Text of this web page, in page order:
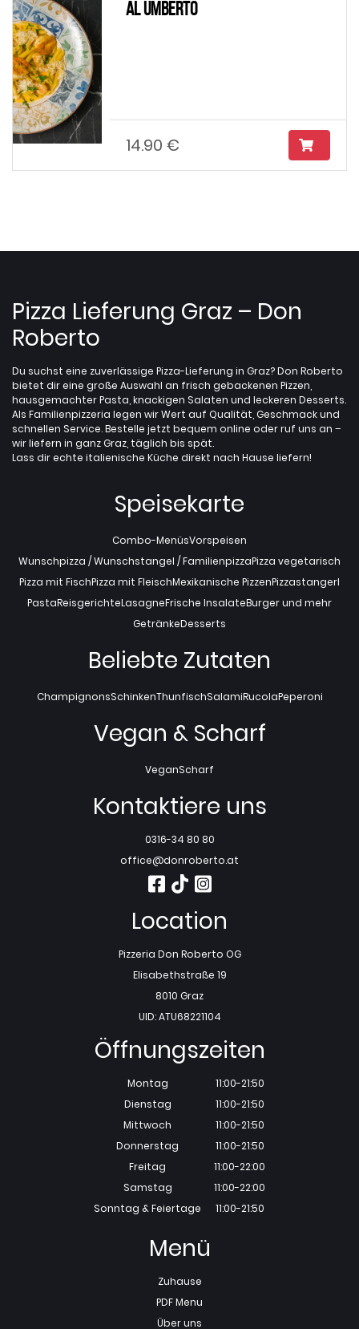
Al Umberto
14.90 €
Pizza Lieferung Graz – Don
Roberto
Du suchst eine zuverlässige Pizza-Lieferung in Graz? Don Roberto
bietet dir eine große Auswahl an frisch gebackenen Pizzen,
hausgemachter Pasta, knackigen Salaten und leckeren Desserts.
Als Familienpizzeria legen wir Wert auf Qualität, Geschmack und
schnellen Service. Bestelle jetzt bequem online oder ruf uns an –
wir liefern in ganz Graz, täglich bis spät.
Lass dir echte italienische Küche direkt nach Hause liefern!
Speisekarte
Combo-MenüsVorspeisen
Wunschpizza / Wunschstangel / FamilienpizzaPizza vegetarisch
Pizza mit FischPizza mit FleischMexikanische PizzenPizzastangerl
PastaReisgerichteLasagneFrische InsalateBurger und mehr
GetränkeDesserts
Beliebte Zutaten
ChampignonsSchinkenThunfischSalamiRucolaPeperoni
Vegan & Scharf
VeganScharf
Kontaktiere uns
0316-34 80 80
office@donroberto.at
Location
Pizzeria Don Roberto OG
Elisabethstraße 19
8010 Graz
UID: ATU68221104
Öffnungszeiten
Montag
Dienstag
Mittwoch
Donnerstag
Freitag
Samstag
Sonntag & Feiertage
11:00-21:50
11:00-21:50
11:00-21:50
11:00-21:50
11:00-22:00
11:00-22:00
11:00-21:50
Menü
Zuhause
PDF Menu
Über uns